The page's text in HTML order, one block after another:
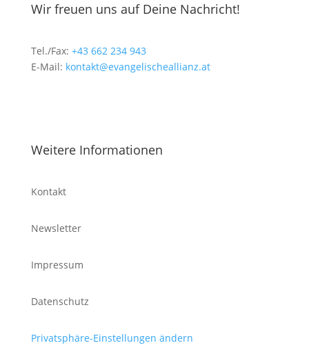
Wir freuen uns auf Deine Nachricht!
Tel./Fax: +43 662 234 943
E-Mail: kontakt@evangelischeallianz.at
Weitere Informationen
Kontakt
Newsletter
Impressum
Datenschutz
Privatsphäre-Einstellungen ändern